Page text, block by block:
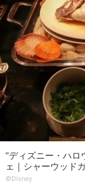
“ディズニー・ハロ
ェ｜シャーウッド
©Disney